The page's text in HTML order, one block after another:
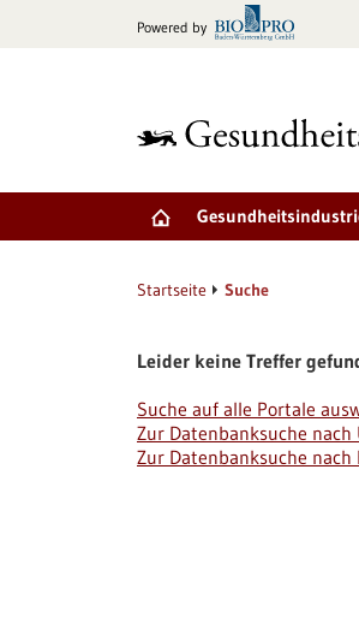
Powered by
Startseite Suche
Leider keine Treffer
Suche auf alle Portale
Zur Datenbanksuche
Zur Datenbanksuche